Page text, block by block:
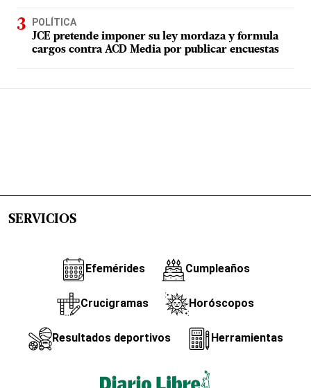
POLÍTICA
JCE pretende imponer su ley mordaza y formula
cargos contra ACD Media por publicar encuestas
SERVICIOS
Efemérides Cumpleaños
Crucigramas Horóscopos
Resultados deportivos Herramientas